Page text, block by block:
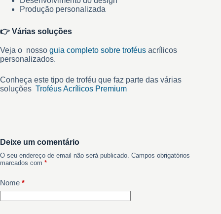
Produção personalizada
👉 Várias soluções
Veja o nosso guia completo sobre troféus acrílicos
personalizados.
Conheça este tipo de troféu que faz parte das várias
soluções Troféus Acrílicos Premium
Deixe um comentário
O seu endereço de email não será publicado. Campos obrigatórios
marcados com *
Nome *